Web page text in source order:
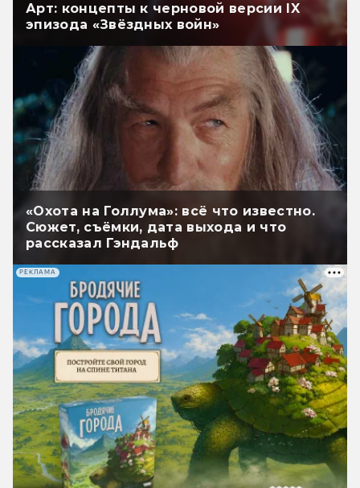
Арт: концепты к черновой версии IX
эпизода «Звёздных войн»
«Охота на Голлума»: всё что известно.
Сюжет, съёмки, дата выхода и что
рассказал Гэндальф
РЕКЛАМА